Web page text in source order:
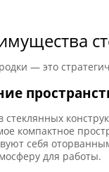
— это
стеклянных
компактное
себя
для работы.